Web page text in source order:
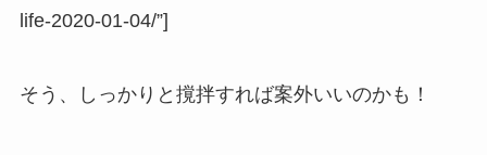
life-2020-01-04/”]
そう、しっかりと撹拌すれば案外いいのかも！